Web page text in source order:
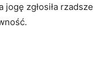
zgłosiła rzadsze